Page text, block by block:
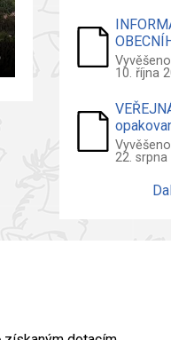
2026
10. října
22. srpna